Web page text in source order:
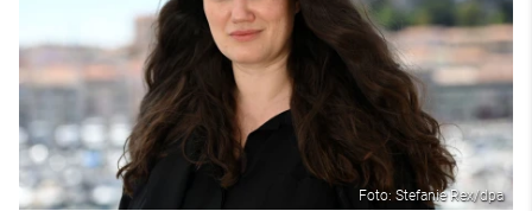
Foto: Stefanie Rex/dpa